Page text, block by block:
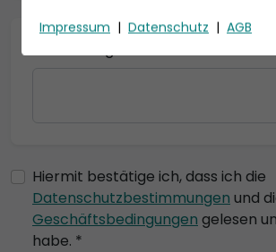
Hiermit bestätige ich, dass ich die
Datenschutzbestimmungen und
Geschäftsbedingungen gelesen
habe. *
Impressum | Datenschutz | AGB